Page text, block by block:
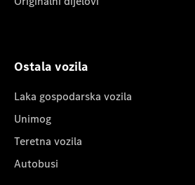
Ostala vozila
Laka gospodarska vozila
Unimog
Teretna vozila
Autobusi